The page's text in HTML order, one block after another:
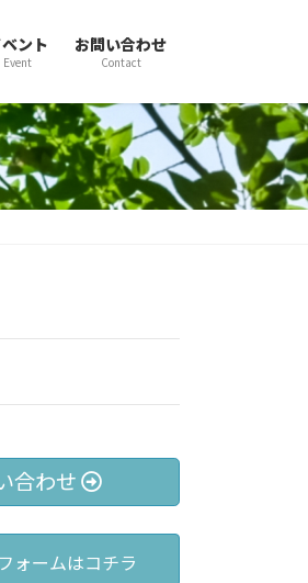
ント
Event
お問い合わせ
Contact
合わせ
ォームはコチラ